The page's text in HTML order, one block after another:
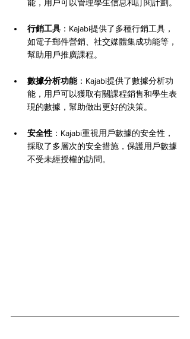
能，用戶可以管理學生信息和訂閱計劃。
行銷工具 ：Kajabi提供了多種行銷工具，
如電子郵件營銷、社交媒體集成功能等，
幫助用戶推廣課程。
數據分析功能：Kajabi提供了數據分析功
能，用戶可以獲取有關課程銷售和學生表
現的數據，幫助做出更好的決策。
安全性 ：Kajabi重視用戶數據的安全性，
採取了多層次的安全措施，保護用戶數據
不受未經授權的訪問。